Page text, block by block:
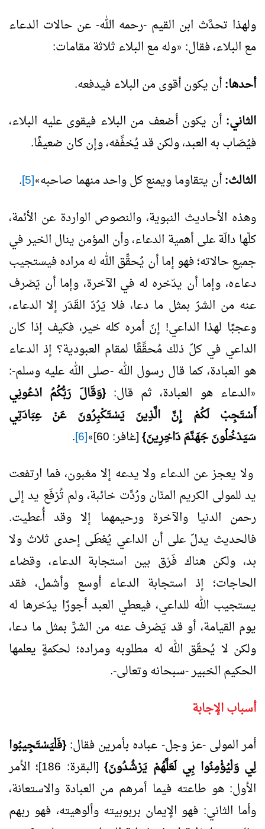
ولهذا تحدَّث ابن القيم -رحمه الله- عن حالات الدعاء
مع البلاء، فقال: «وله مع البلاء ثلاثة مقامات:
أحدها:أن يكون أقوى من البلاء فيدفعه.
الثاني:أن يكون أضعف من البلاء فيقوى عليه البلاء،
فيُصَاب به العبد، ولكن قد يُخفِّفه، وإن كان ضعيفًا.
الثالث:أن يتقاوما ويمنع كل واحد منهما صاحبه»
[5]
.
وهذه الأحاديث النبوية، والنصوص الواردة عن الأئمة،
كلّها دالّة على أهمية الدعاء، وأن المؤمن ينال الخير في
جميع حالاته؛ فهو إما أن يُحقِّق الله له مراده فيستجيب
دعاءه، وإما أن يدّخره له في الآخرة، وإما أن يَصْرف
عنه من الشرّ بمثل ما دعا، فلا يَرُدّ القَدَر إلا الدعاء،
وعجبًا لهذا الداعي! إنّ أمره كله خير، فكيف إذا كان
الداعي في كلّ ذلك مُحقِّقًا لمقام العبودية؟ إذ الدعاء
هو العبادة، كما قال رسول الله -صلى الله عليه وسلم-:
«الدعاء هو العبادة، ثم قال:{وَقَالَ رَبُّكُمُ ادْعُونِي
أَسْتَجِبْ لَكُمْ إِنَّ الَّذِينَ يَسْتَكْبِرُونَ عَنْ عِبَادَتِي
سَيَدْخُلُونَ جَهَنَّمَ دَاخِرِينَ}[غافر: 60] »
[6]
.
ولا يعجز عن الدعاء ولا يدعه إلا مغبون، فما ارتفعت
يد للمولى الكريم المنّان ورُدَّت خائبة، ولم تُرْفَع يد إلى
رحمن الدنيا والآخرة ورحيمهما إلا وقد أُعطيت.
فالحديث يدلّ على أن الداعي يُعْطَى إحدى ثلاث ولا
بد، ولكن هناك فَرْق بين استجابة الدعاء، وقضاء
الحاجات؛ إذ استجابة الدعاء أوسع وأشمل، فقد
يستجيب الله للداعي، فيعطي العبد أجورًا يدّخرها له
يوم القيامة، أو قد يَصْرف عنه من الشرِّ بمثل ما دعا،
ولكن لا يُحقّق الله له مطلوبه ومراده؛ لحكمةٍ يعلمها
الحكيم الخبير -سبحانه وتعالى-.
أسباب الإجابة
أمر المولى -عز وجل- عباده بأمرين فقال:{فَلْيَسْتَجِيبُوا
لِي وَلْيُؤْمِنُوا بِي لَعَلَّهُمْ يَرْشُدُونَ}
[البقرة: 186]؛ الأمر
الأول: هو طاعته فيما أمرهم من العبادة والاستعانة،
وأما الثاني: فهو الإيمان بربوبيته وألوهيته، فهو ربهم